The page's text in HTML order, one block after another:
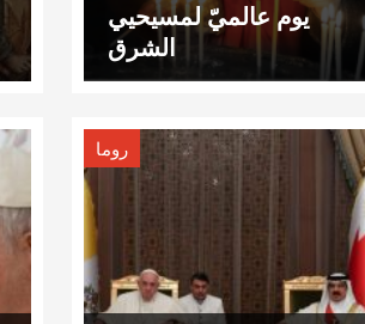
يوم عالميّ لمسيحيي
الشرق
روما